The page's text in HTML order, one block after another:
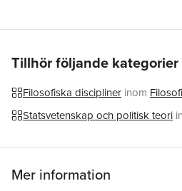
Tillhör följande kategorier
Filosofiska discipliner inom
Statsvetenskap och politisk teori
Mer information